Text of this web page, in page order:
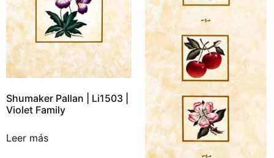
Shumaker Pallan | Li1503 |
Violet Family
Leer más